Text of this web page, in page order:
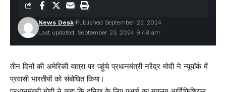
Last updated: September 23, 2024 9:48 am
News Desk Published September 23, 2024
तीन दिनों की अमेरिकी यात्रा पर पहुंचे प्रधानमंत्री नरेंद्र मोदी ने न्यूयॉर्क में
प्रवासी भारतीयों को संबोधित किया।